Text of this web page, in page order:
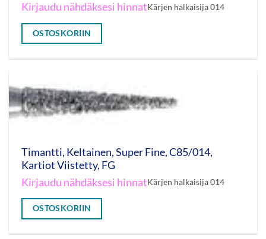
Kirjaudu nähdäksesi hinnatKärjen halkaisija 014
OSTOSKORIIN
Timantti, Keltainen, Super Fine, C85/014,
Kartiot Viistetty, FG
Kirjaudu nähdäksesi hinnatKärjen halkaisija 014
OSTOSKORIIN